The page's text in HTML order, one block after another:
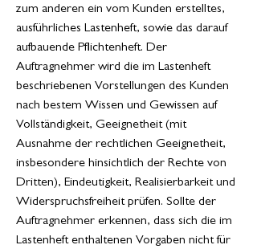
zum anderen ein vom Kunden erstelltes,
ausführliches Lastenheft, sowie das darauf
aufbauende Pflichtenheft. Der
Auftragnehmer wird die im Lastenheft
beschriebenen Vorstellungen des Kunden
nach bestem Wissen und Gewissen auf
Vollständigkeit, Geeignetheit (mit
Ausnahme der rechtlichen Geeignetheit,
insbesondere hinsichtlich der Rechte von
Dritten), Eindeutigkeit, Realisierbarkeit und
Widerspruchsfreiheit prüfen. Sollte der
Auftragnehmer erkennen, dass sich die im
Lastenheft enthaltenen Vorgaben nicht für